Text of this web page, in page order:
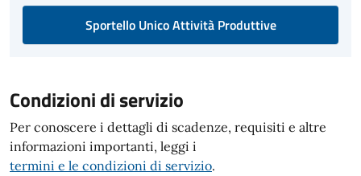
Sportello Unico Attività Produttive
Condizioni di servizio
Per conoscere i dettagli di scadenze, requisiti e altre
informazioni importanti, leggi i
termini e le condizioni di servizio.